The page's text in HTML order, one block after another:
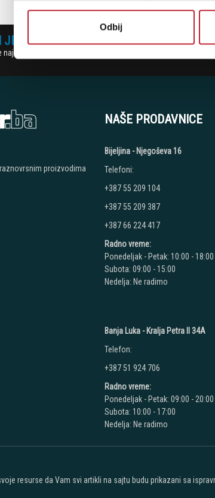
Odbij
JE POMOĆ? POZOVITE NAS!
informacije o novitetima i popustima, prijavite se na
proizvodima
NAŠE PRODAVNICE
Bijeljina - Njegoševa 16
Telefoni:
+387 55 209 104
+387 55 209 387
+387 66 224 417
Radno vreme:
Ponedeljak - Petak: 10:00 - 18:00
Subota: 09:00 - 15:00
Nedelja: Ne radimo
Banja Luka - Kralja Petra II 34A
Telefon:
+387 51 924 706
Radno vreme:
Ponedeljak - Petak: 09:00 - 20:00
Subota: 10:00 - 17:00
Nedelja: Ne radimo
resurse da Vam svi artikli na sajtu budu prikazani sa